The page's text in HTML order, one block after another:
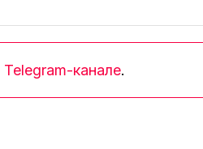
Telegram-канале.